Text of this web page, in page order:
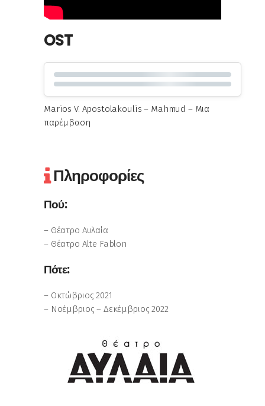
OST
Marios V. Apostolakoulis – Mahmud – Μια
παρέμβαση
Πληροφορίες
Πού:
– Θέατρο Αυλαία
– Θέατρο Alte Fablon
Πότε:
– Οκτώβριος 2021
– Νοέμβριος – Δεκέμβριος 2022